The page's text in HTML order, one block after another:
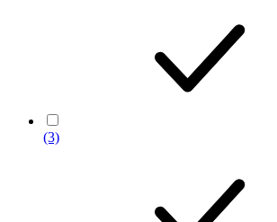
(3)